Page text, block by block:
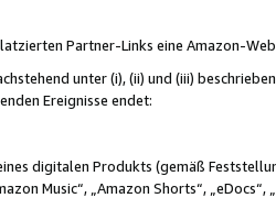
Partner-Links eine Amazon-
unter (i), (ii) und (iii)
Ereignisse endet:
digitalen Produkts (gemäß
Music“, „Amazon Shorts“, „eDocs“,